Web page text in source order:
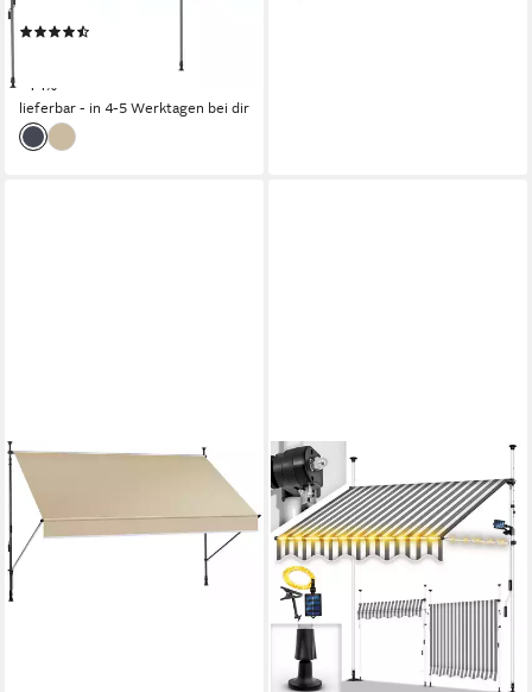
-44%
lieferbar - in 4-5 Werktagen bei dir